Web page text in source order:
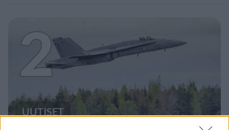
2
UUTISET